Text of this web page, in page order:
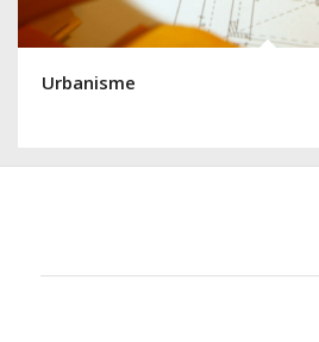
Urbanisme